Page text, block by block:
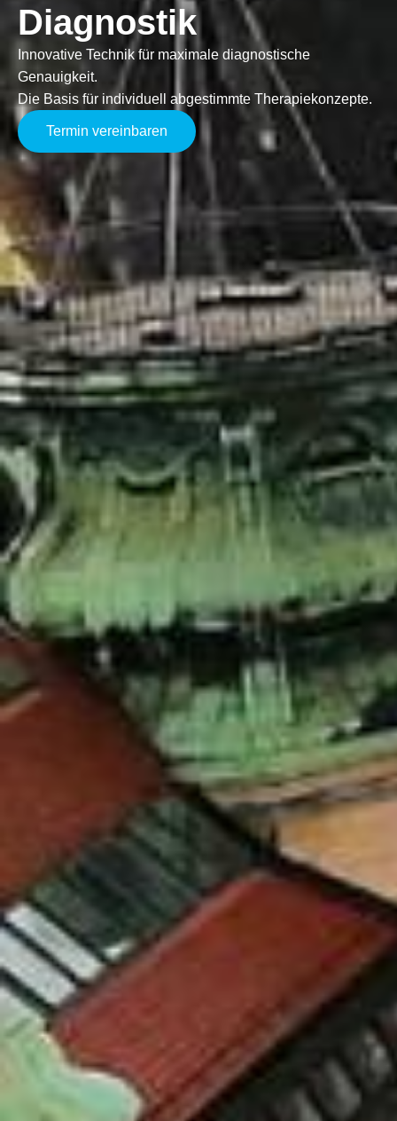
Diagnostik
Innovative Technik für maximale diagnostische
Genauigkeit.
Die Basis für individuell abgestimmte Therapiekonzepte.
Termin vereinbaren